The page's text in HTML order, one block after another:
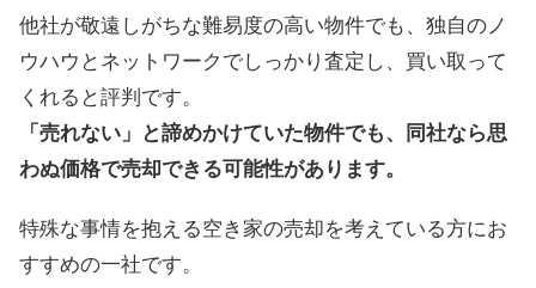
他社が敬遠しがちな難易度の高い物件でも、独自のノ
ウハウとネットワークでしっかり査定し、買い取って
くれると評判です。
「売れない」と諦めかけていた物件でも、同社なら思
わぬ価格で売却できる可能性があります。
特殊な事情を抱える空き家の売却を考えている方にお
すすめの一社です。